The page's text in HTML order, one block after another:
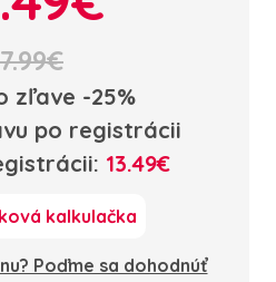
zľave -25%
po registrácii
13.49€
kalkulačka
Poďme sa dohodnúť